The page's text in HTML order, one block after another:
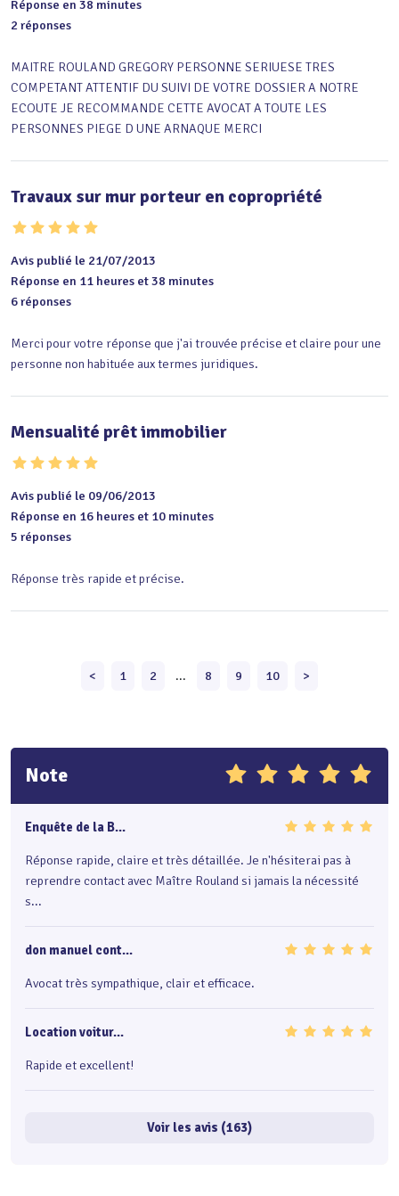
Réponse en 38 minutes
2 réponses
MAITRE ROULAND GREGORY PERSONNE SERIUESE TRES
COMPETANT ATTENTIF DU SUIVI DE VOTRE DOSSIER A NOTRE
ECOUTE JE RECOMMANDE CETTE AVOCAT A TOUTE LES
PERSONNES PIEGE D UNE ARNAQUE MERCI
Travaux sur mur porteur en copropriété
Avis publié le 21/07/2013
Réponse en 11 heures et 38 minutes
6 réponses
Merci pour votre réponse que j'ai trouvée précise et claire pour une
personne non habituée aux termes juridiques.
Mensualité prêt immobilier
Avis publié le 09/06/2013
Réponse en 16 heures et 10 minutes
5 réponses
Réponse très rapide et précise.
< 1 2 ... 8 9 10 >
Note
Enquête de la B...
Réponse rapide, claire et très détaillée. Je n'hésiterai pas à
reprendre contact avec Maître Rouland si jamais la nécessité
s...
don manuel cont...
Avocat très sympathique, clair et efficace.
Location voitur...
Rapide et excellent!
Voir les avis (163)